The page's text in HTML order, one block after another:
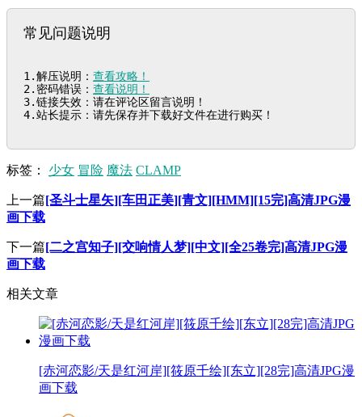
常见问题说明
1.解压说明： 查看攻略！
2.密码错误： 查看说明！
3.链接失效：请在评论区留言说明！
4.站长提示：请先保存并下载好文件在进行购买！
标签： 少女 冒险 魔法 CLAMP
上一篇[圣斗士星矢][车田正美][青文][HMM][15完]高清JPG漫
画下载
下一篇[二之宫知子][交响情人梦][中文][全25卷完]高清JPG漫
画下载
相关文章
[赤河恋影/天是红河岸][筱原千绘][东立][28完]高清JPG漫
画下载